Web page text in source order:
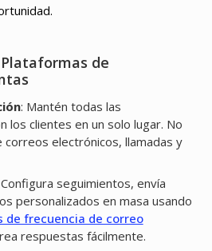
de
: Mantén todas las
los clientes en un solo lugar. No
correos electrónicos, llamadas y
seguimientos, envía
personalizados en masa usando
de frecuencia de correo
respuestas fácilmente.